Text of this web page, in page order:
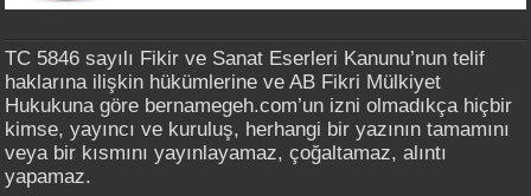
TC 5846 sayılı Fikir ve Sanat Eserleri Kanunu’nun telif
haklarına ilişkin hükümlerine ve AB Fikri Mülkiyet
Hukukuna göre bernamegeh.com’un izni olmadıkça hiçbir
kimse, yayıncı ve kuruluş, herhangi bir yazının tamamını
veya bir kısmını yayınlayamaz, çoğaltamaz, alıntı
yapamaz.